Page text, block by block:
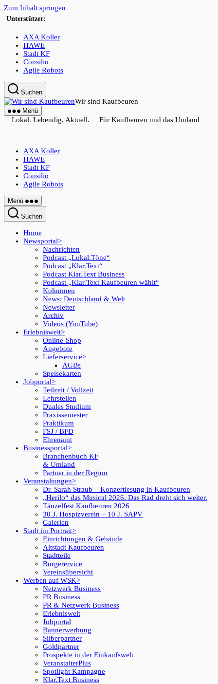
Zum Inhalt springen
Unterstützer:
AXA Koller
HAWE
Stadt KF
Consilio
Agile Robots
Suchen
Wir sind Kaufbeuren
Menü
Lokal. Lebendig. Aktuell. Für Kaufbeuren und das Umland
AXA Koller
HAWE
Stadt KF
Consilio
Agile Robots
Menü
Suchen
Home
Newsportal
Nachrichten
Podcast „Lokal.Töne“
Podcast „Klar.Text“
Podcast Klar.Text Business
Podcast „Klar.Text Kaufbeuren wählt“
Kolumnen
News: Deutschland & Welt
Newsletter
Archiv
Videos (YouTube)
Erlebniswelt
Online-Shop
Angebote
Lieferservice
AGBs
Speisekarten
Jobportal
Teilzeit / Vollzeit
Lehrstellen
Duales Studium
Praxissemester
Praktikum
FSJ / BFD
Ehrenamt
Businessportal
Branchenbuch KF
& Umland
Partner in der Region
Veranstaltungen
Dr. Sarah Straub – Konzertlesung in Kaufbeuren
„Herilo“ das Musical 2026. Das Rad dreht sich weiter.
Tänzelfest Kaufbeuren 2026
30 J. Hospizverein – 10 J. SAPV
Galerien
Stadt im Portrait
Einrichtungen & Gebäude
Altstadt Kaufbeuren
Stadtteile
Bürgerervice
Vereinsübersicht
Werben auf WSK
Netzwerk Business
PR Business
PR & Netzwerk Business
Erlebniswelt
Jobportal
Bannerwerbung
Silberpartner
Goldpartner
Prospekte in der Einkaufswelt
VeranstalterPlus
Spotlight Kampagne
Klar.Text Business